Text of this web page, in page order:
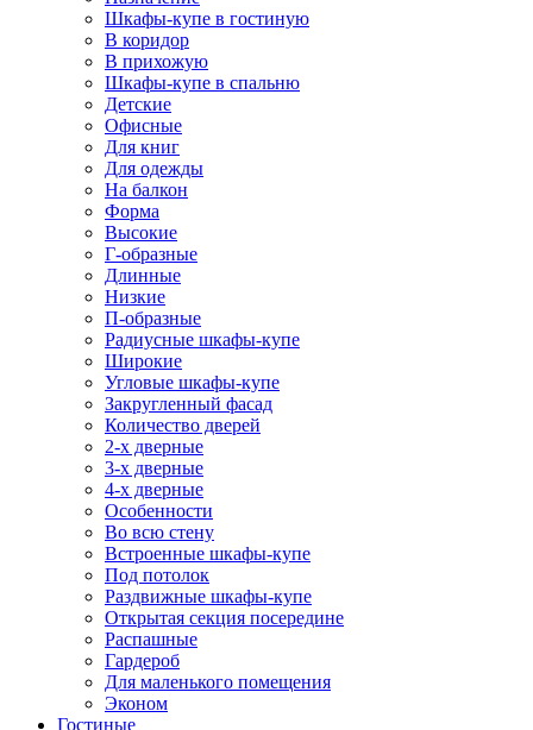
Шкафы-купе в гостиную
В коридор
В прихожую
Шкафы-купе в спальню
Детские
Офисные
Для книг
Для одежды
На балкон
Форма
Высокие
Г-образные
Длинные
Низкие
П-образные
Радиусные шкафы-купе
Широкие
Угловые шкафы-купе
Закругленный фасад
Количество дверей
2-х дверные
3-х дверные
4-х дверные
Особенности
Во всю стену
Встроенные шкафы-купе
Под потолок
Раздвижные шкафы-купе
Открытая секция посередине
Распашные
Гардероб
Для маленького помещения
Эконом
Гостиные